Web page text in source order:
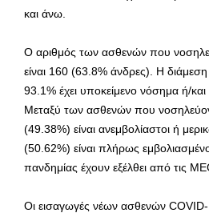
και άνω.
Ο αριθμός των ασθενών που
είναι 160 (63.8% άνδρες). Η διάμεση
93.1% έχει υποκείμενο νόσημα ή/και
Μεταξύ των ασθενών που
(49.38%) είναι ανεμβολίαστοι ή
(50.62%) είναι πλήρως
πανδημίας έχουν εξέλθει από τις
Οι εισαγωγές νέων ασθενών